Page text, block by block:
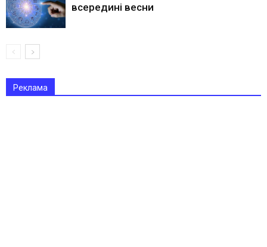
всередині весни
Реклама